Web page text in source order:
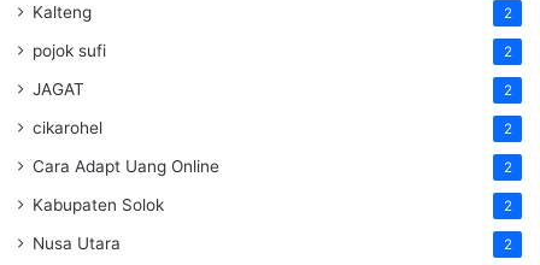
Kalteng 2
pojok sufi 2
JAGAT 2
cikarohel 2
Cara Adapt Uang Online 2
Kabupaten Solok 2
Nusa Utara 2